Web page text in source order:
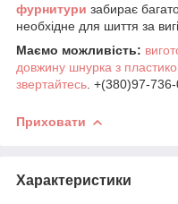
фурнитури забирає
необхідне для шиття за
Маємо можливість:
довжину шнурка з
звертайтесь . +(380)97-
Приховати
Характеристики